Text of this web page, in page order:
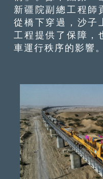
新疆院副總工程師
從橋下穿過，沙子
工程提供了保障，
車運行秩序的影響。